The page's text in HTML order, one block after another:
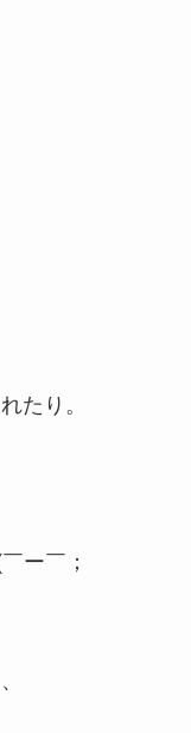
たり。
ー￣；